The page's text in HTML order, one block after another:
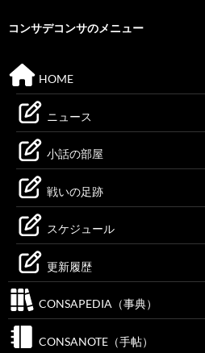
コンサデコンサのメニュー
HOME
ニュース
小話の部屋
戦いの足跡
スケジュール
更新履歴
CONSAPEDIA（事典）
CONSANOTE（手帖）